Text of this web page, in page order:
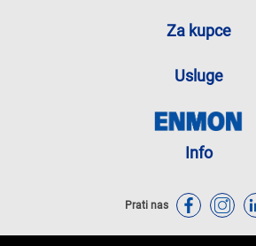
Za kupce
Usluge
Info
Prati nas